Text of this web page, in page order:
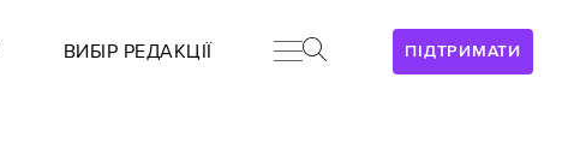
ПІДТРИМАТИ
ВИБІР РЕДАКЦІЇ